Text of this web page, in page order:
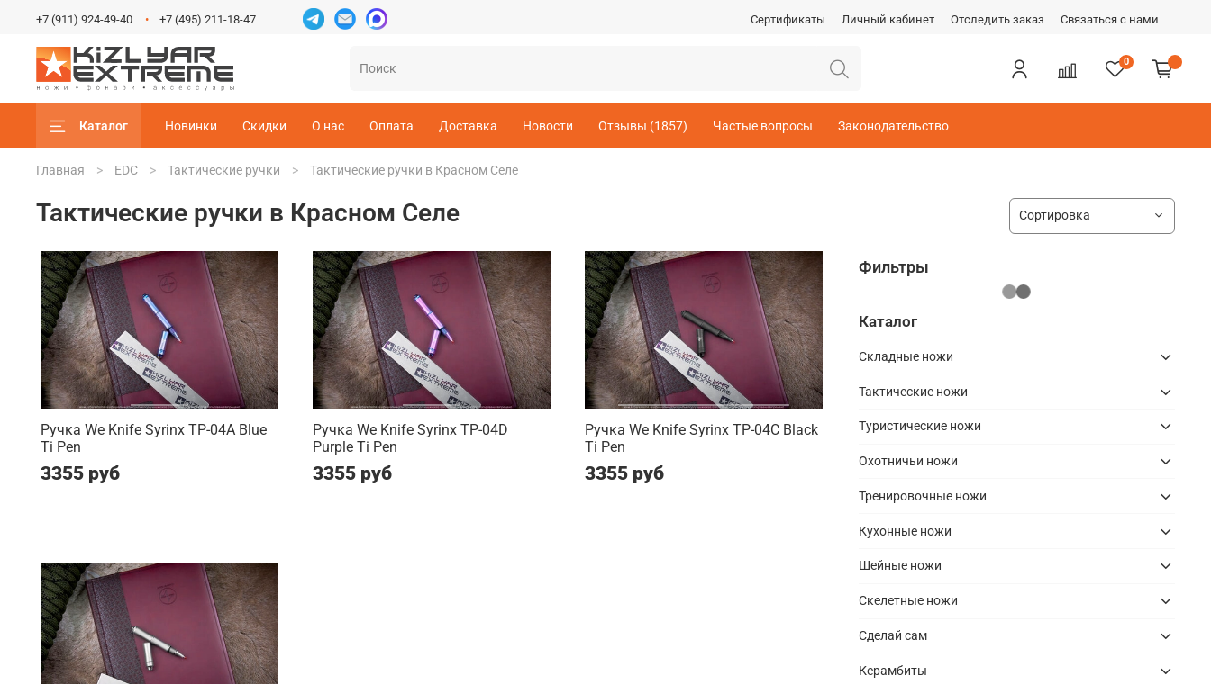
Сертификаты Личный кабинет Отследить заказ Связаться с нами
+7 (911) 924-49-40 +7 (495) 211-18-47
0
Каталог Новинки Скидки О нас Оплата Доставка Новости Отзывы (1857) Частые вопросы Законодательство
Главная EDC Тактические ручки Тактические ручки в Красном Селе
Тактические ручки в Красном Селе
Ручка We Knife Syrinx TP-04A Blue
Ti Pen
3355 руб
Ручка We Knife Syrinx TP-04D
Purple Ti Pen
3355 руб
Ручка We Knife Syrinx TP-04C Black
Ti Pen
3355 руб
Фильтры
Каталог
Складные ножи
Тактические ножи
Туристические ножи
Охотничьи ножи
Тренировочные ножи
Кухонные ножи
Шейные ножи
Скелетные ножи
Сделай сам
Керамбиты